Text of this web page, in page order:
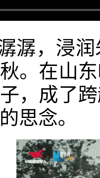
潺，浸
。在山
，成了
思念。